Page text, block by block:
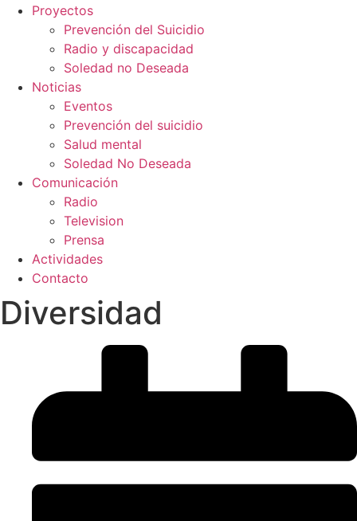
Proyectos
Prevención del Suicidio
Radio y discapacidad
Soledad no Deseada
Noticias
Eventos
Prevención del suicidio
Salud mental
Soledad No Deseada
Comunicación
Radio
Television
Prensa
Actividades
Contacto
Diversidad